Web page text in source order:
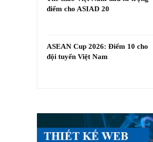
điểm cho ASIAD 20
ASEAN Cup 2026: Điểm 10 cho
đội tuyển Việt Nam